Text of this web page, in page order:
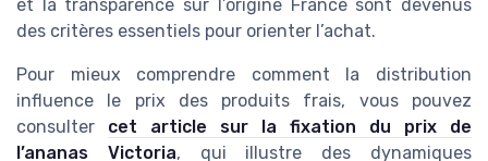
et la transparence sur l’origine France sont devenus
des critères essentiels pour orienter l’achat.
Pour mieux comprendre comment la distribution
influence le prix des produits frais, vous pouvez
consulter cet article sur la fixation du prix de
l’ananas Victoria, qui illustre des dynamiques